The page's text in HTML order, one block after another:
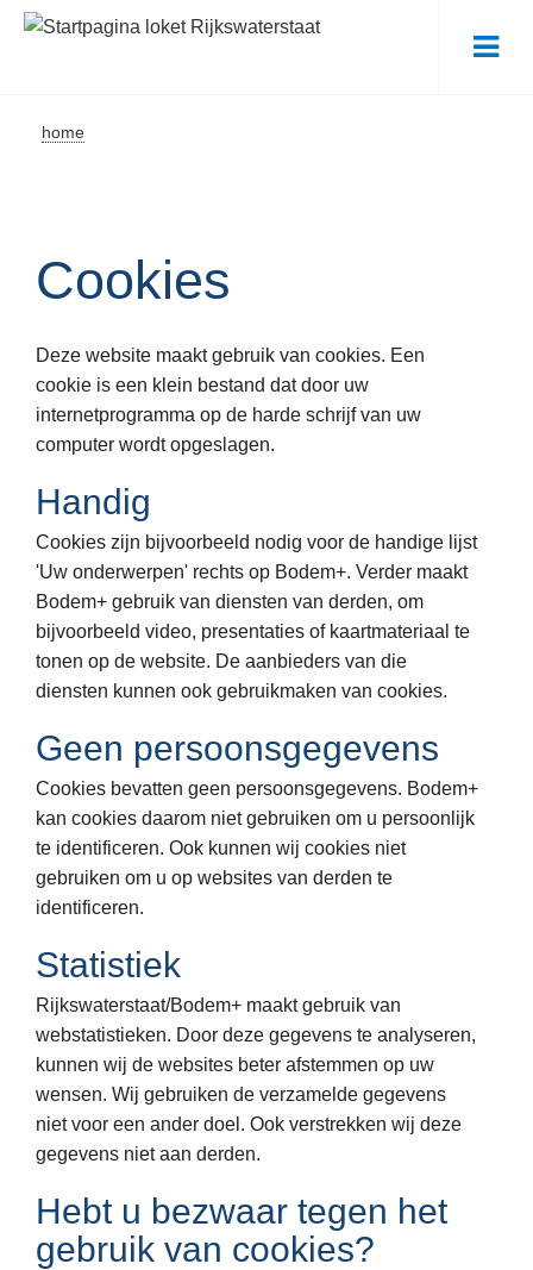
home
Cookies
Deze website maakt gebruik van cookies. Een
cookie is een klein bestand dat door uw
internetprogramma op de harde schrijf van uw
computer wordt opgeslagen.
Handig
Cookies zijn bijvoorbeeld nodig voor de handige lijst
'Uw onderwerpen' rechts op Bodem+. Verder maakt
Bodem+ gebruik van diensten van derden, om
bijvoorbeeld video, presentaties of kaartmateriaal te
tonen op de website. De aanbieders van die
diensten kunnen ook gebruikmaken van cookies.
Geen persoonsgegevens
Cookies bevatten geen persoonsgegevens. Bodem+
kan cookies daarom niet gebruiken om u persoonlijk
te identificeren. Ook kunnen wij cookies niet
gebruiken om u op websites van derden te
identificeren.
Statistiek
Rijkswaterstaat/Bodem+ maakt gebruik van
webstatistieken. Door deze gegevens te analyseren,
kunnen wij de websites beter afstemmen op uw
wensen. Wij gebruiken de verzamelde gegevens
niet voor een ander doel. Ook verstrekken wij deze
gegevens niet aan derden.
Hebt u bezwaar tegen het
gebruik van cookies?